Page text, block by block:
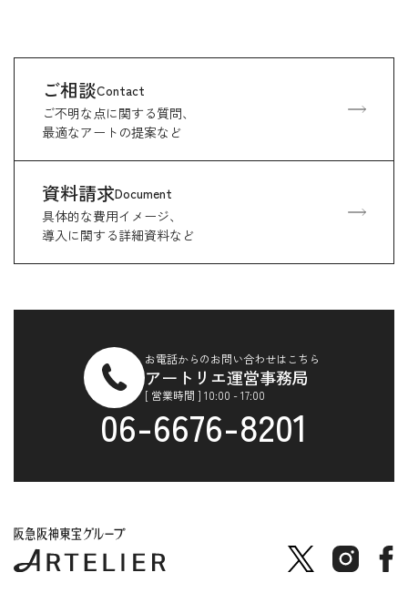
ご相談Contact
ご不明な点に関する質問、
最適なアートの提案など
資料請求Document
具体的な費用イメージ、
導入に関する詳細資料など
お電話からのお問い合わせはこちら
アートリエ運営事務局
[ 営業時間 ] 10:00 - 17:00
06-6676-8201